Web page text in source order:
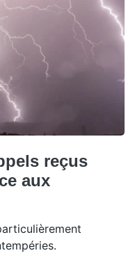
reçus
aux